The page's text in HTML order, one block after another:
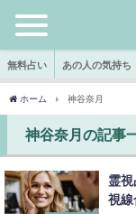
無料占い あの人の気持ち
ホーム 神谷奈月
神谷奈月の記事
霊
視